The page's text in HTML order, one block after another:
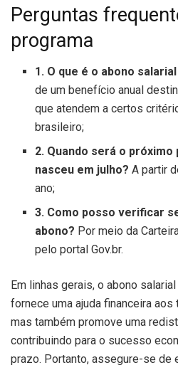
Perguntas
programa
1. O que é o abono
de um benefício anual
que atendem a certos
brasileiro;
2. Quando será o
nasceu em julho? A partir
ano;
3. Como posso verificar
abono? Por meio da
pelo portal Gov.br.
Em linhas gerais, o abono
fornece uma ajuda financeira
mas também promove uma
contribuindo para o sucesso
prazo. Portanto, assegure-se de